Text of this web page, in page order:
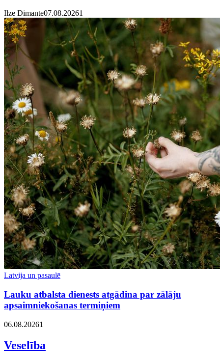
Ilze Dimante07.08.20261
Latvija un pasaulē
Lauku atbalsta dienests atgādina par zālāju
apsaimniekošanas termiņiem
06.08.20261
Veselība